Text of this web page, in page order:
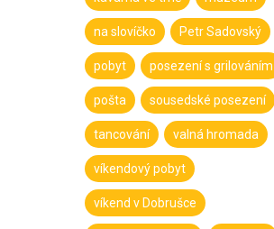
na slovíčko Petr Sadovský
pobyt posezení s grilováním
pošta sousedské posezení
tancování valná hromada
víkendový pobyt
víkend v Dobrušce